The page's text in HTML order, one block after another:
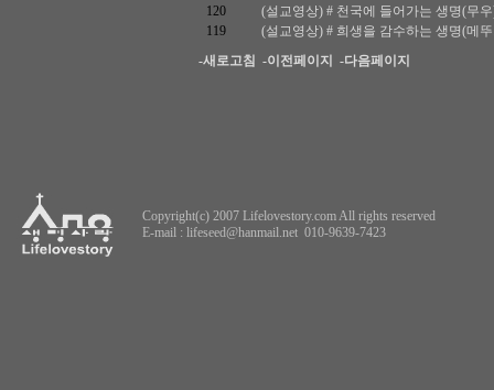
120
(설교영상) # 천국에 들어가는 생명(무
119
(설교영상) # 희생을 감수하는 생명(메
-새로고침 -이전페이지 -다음페이지
Copyright(c) 2007 Lifelovestory.com All rights reserved
E-mail : lifeseed@hanmail.net 010-9639-7423